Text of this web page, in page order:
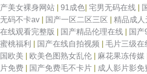
产美女裸身网站
91成色 宅男无码在线
无码不卡av
国产一区二区三区 精品成人
在线观看完整版
国产精品伦理在线 国产
蜜桃福利
国产在线自拍视频 毛片三级在
国欧美
欧美色图熟女乱伦 麻花果冻传媒
片免费
国产免费毛不卡片 成人影片影免